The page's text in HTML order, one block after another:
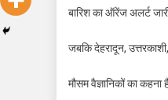
बारिश का ऑरेंज अलर्ट
जबकि देहरादून,
मौसम वैज्ञानिकों का